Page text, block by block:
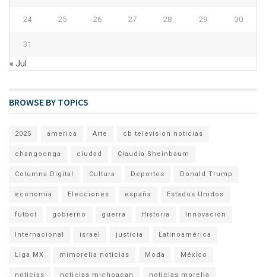
24 25 26 27 28 29 30
31
« Jul
BROWSE BY TOPICS
2025 america Arte cb television noticias
changoonga ciudad Claudia Sheinbaum
Columna Digital Cultura Deportes Donald Trump
economia Elecciones españa Estados Unidos
fútbol gobierno guerra Historia Innovación
Internacional israel justicia Latinoamérica
Liga MX mimorelia noticias Moda México
noticias noticias michoacan noticias morelia